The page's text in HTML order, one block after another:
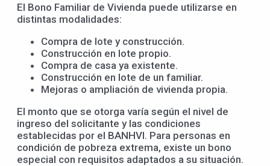
El Bono Familiar de Vivienda puede utilizarse en
distintas modalidades:
Compra de lote y construcción.
Construcción en lote propio.
Compra de casa ya existente.
Construcción en lote de un familiar.
Mejoras o ampliación de vivienda propia.
El monto que se otorga varía según el nivel de
ingreso del solicitante y las condiciones
establecidas por el BANHVI. Para personas en
condición de pobreza extrema, existe un bono
especial con requisitos adaptados a su situación.